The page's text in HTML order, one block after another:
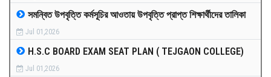
CO-CURRICULUM
RESULTS
সমন্বিত উপবৃত্তি কর্মসূচির আওতায় উপবৃত্তি প্রাপ্ত শিক্ষার্থীদের তালিকা
Jul 01,2026
H.S.C BOARD EXAM SEAT PLAN ( TEJGAON COLLEGE)
Jul 01,2026